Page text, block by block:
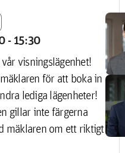
- 15:30
visningslägenhet!
för att boka in
lediga lägenheter!
gillar inte färgerna
mäklaren om ett riktigt